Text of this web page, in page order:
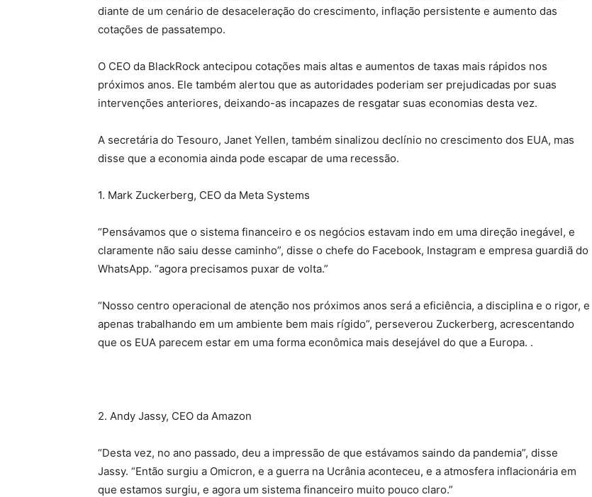
diante de um cenário de desaceleração do crescimento, inflação persistente e aumento das
cotações de passatempo.
O CEO da BlackRock antecipou cotações mais altas e aumentos de taxas mais rápidos nos
próximos anos. Ele também alertou que as autoridades poderiam ser prejudicadas por suas
intervenções anteriores, deixando-as incapazes de resgatar suas economias desta vez.
A secretária do Tesouro, Janet Yellen, também sinalizou declínio no crescimento dos EUA, mas
disse que a economia ainda pode escapar de uma recessão.
1. Mark Zuckerberg, CEO da Meta Systems
“Pensávamos que o sistema financeiro e os negócios estavam indo em uma direção inegável, e
claramente não saiu desse caminho”, disse o chefe do Facebook, Instagram e empresa guardiã do
WhatsApp. “agora precisamos puxar de volta.”
“Nosso centro operacional de atenção nos próximos anos será a eficiência, a disciplina e o rigor, e
apenas trabalhando em um ambiente bem mais rígido”, perseverou Zuckerberg, acrescentando
que os EUA parecem estar em uma forma econômica mais desejável do que a Europa. .
2. Andy Jassy, ​​CEO da Amazon
“Desta vez, no ano passado, deu a impressão de que estávamos saindo da pandemia”, disse
Jassy. “Então surgiu a Omicron, e a guerra na Ucrânia aconteceu, e a atmosfera inflacionária em
que estamos surgiu, e agora um sistema financeiro muito pouco claro.”